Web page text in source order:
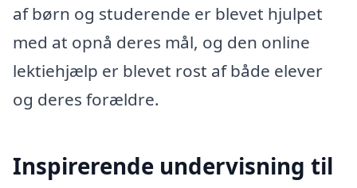
af børn og studerende er blevet hjulpet
med at opnå deres mål, og den online
lektiehjælp er blevet rost af både elever
og deres forældre.
Inspirerende undervisning til